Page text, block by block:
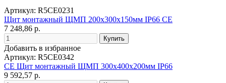
Артикул: R5CE0231
Щит монтажный ЩМП 200х300х150мм IP66 CE
7 248,86 р.
Добавить в избранное
Артикул: R5CE0342
CE Щит монтажный ЩМП 300х400х200мм IP66
9 592,57 р.